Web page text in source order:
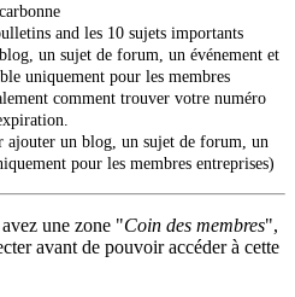
and les 10 sujets importants
un sujet de forum, un événement et
uniquement pour les membres
comment trouver votre numéro
ajouter un blog, un sujet de forum, un
pour les membres entreprises)
une zone "Coin des membres",
avant de pouvoir accéder à cette